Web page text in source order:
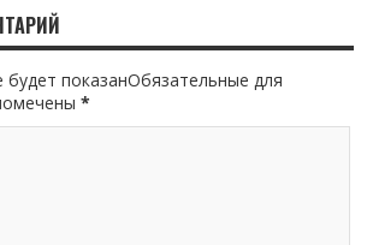
будет показанОбязательные для
*